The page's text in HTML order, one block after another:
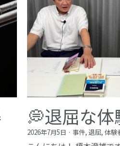
©2017 kibi inc.（株式会社 kibi）